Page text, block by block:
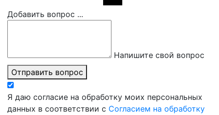
Добавить вопрос ...
Напишите свой вопрос
Отправить вопрос
Я даю согласие на обработку моих персональных
данных в соответствии с Согласием на обработку